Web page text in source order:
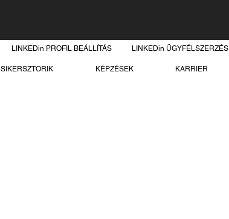
LINKEDin PROFIL BEÁLLÍTÁS LINKEDin ÜGYFÉLSZERZÉS
SIKERSZTORIK KÉPZÉSEK KARRIER